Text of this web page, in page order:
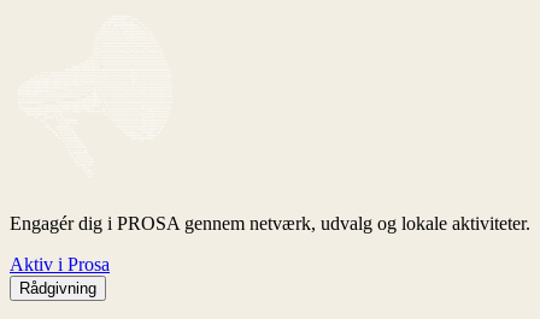
Engagér dig i PROSA gennem netværk, udvalg og lokale aktiviteter.
Aktiv i Prosa
Rådgivning